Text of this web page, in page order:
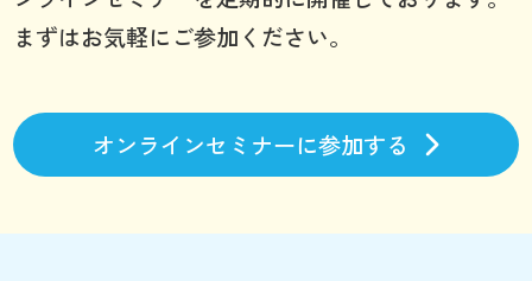
まずはお気軽にご参加ください。
オンラインセミナーに参加する